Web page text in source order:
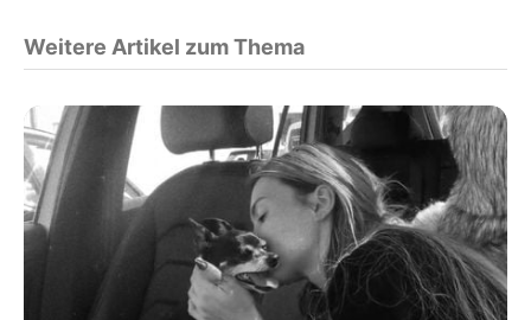
Weitere Artikel zum Thema